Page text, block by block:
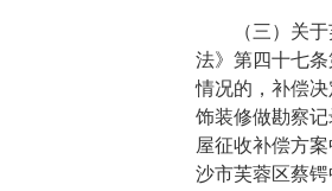
（三）关于芙
法》第四十七
情况的，补偿
饰装修做勘察
屋征收补偿方
沙市芙蓉区蔡